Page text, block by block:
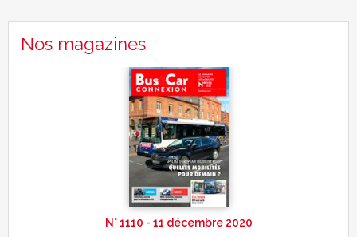
Nos magazines
N° 1110 - 11 décembre 2020